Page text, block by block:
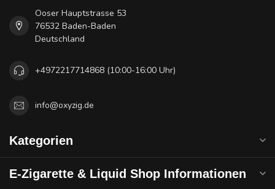
Ooser Hauptstrasse 53
76532 Baden-Baden
Deutschland
+4972217714868 (10:00-16:00 Uhr)
info@oxyzig.de
Kategorien
E-Zigarette & Liquid Shop Informationen